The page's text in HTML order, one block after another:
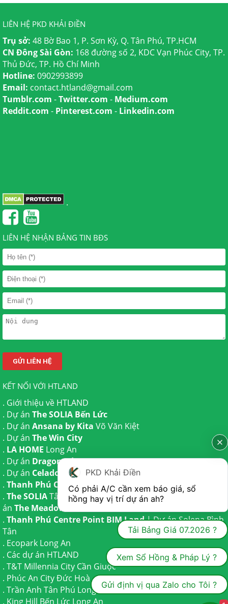
LIÊN HỆ PKD KHẢI ĐIỀN
Trụ sở: 48 Bờ Bao 1, P. Sơn Kỳ, Q. Tân Phú, TP.HCM
CN Đông Sài Gòn: 168 đường số 2, KDC Vạn Phúc City, TP.
Thủ Đức, TP. Hồ Chí Minh
Hotline: 0902993899
Email: contact.htland@gmail.com
Tumblr.com -Twitter.com - Medium.com
Reddit.com - Pinterest.com - Linkedin.com
.
LIÊN HỆ NHẬN BẢNG TIN BĐS
KẾT NỐI VỚI HTLAND
. Giới thiệu về HTLAND
. Dự án The SOLIA Bến Lức
. Dự án Ansana by Kita Võ Văn Kiệt
. Dự án The Win City
. LA HOME Long An
. Dự án Dragon Eden Long An
. Dự án Celadon City
Tân Phú
. Thanh Phú Centre PointBến Lức
. The SOLIATây Ninh | Dự ánThe AGULATrần Anh và Dự
án The Meadow
. Thanh Phú Centre Point BIM Land| Dự ánSolena Bình
Tân
. Ecopark Long An
. Các dự án HTLAND
. T&T Millennia City Cần Giuộc
. Phúc An CityĐức Hoà
. Trần Anh Tân Phú Long An
. King Hill Bến Lức Long An
PKD Khải Điền
Có phải A/C cần xem báo giá, sổ
hồng hay vị trí dự án ah?
Tải Bảng Giá 07.2026 ?
Xem Sổ Hồng & Pháp Lý ?
Gửi định vị qua Zalo cho Tôi ?